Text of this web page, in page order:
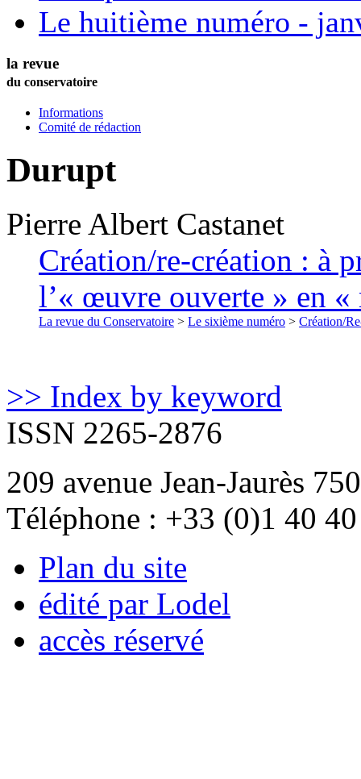
Le huitième numéro -
la revue
du conservatoire
Informations
Comité de rédaction
Durupt
Pierre Albert Castanet
Création/re-création : à
l’« œuvre ouverte » en
La revue du Conservatoire > Le sixième numéro > Création/
>> Index by keyword
ISSN 2265-2876
209 avenue Jean-Jaurès
Téléphone : +33 (0)1 40
Plan du site
édité par Lodel
accès réservé